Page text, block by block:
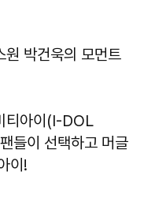
원 박건욱의 모먼트
티아이(I-DOL
들이 선택하고 머글
이!